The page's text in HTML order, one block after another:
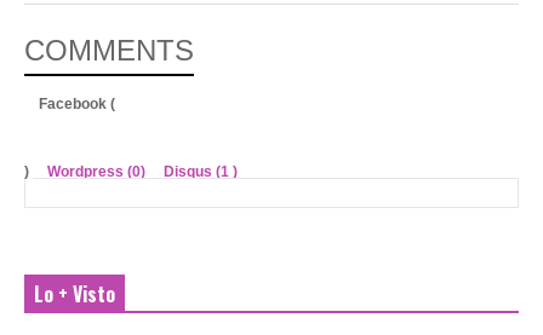
COMMENTS
Facebook (
) Wordpress (0) Disqus (1 )
Lo + Visto